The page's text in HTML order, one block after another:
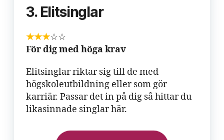
3. Elitsinglar
★★★☆☆
För dig med höga krav
Elitsinglar riktar sig till de med
högskoleutbildning eller som gör
karriär. Passar det in på dig så hittar du
likasinnade singlar här.